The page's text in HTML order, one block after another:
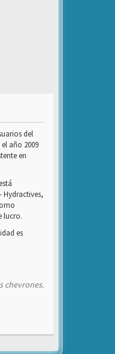
del
año 2009
en
Hydractives,
lucro.
es
chevrones.